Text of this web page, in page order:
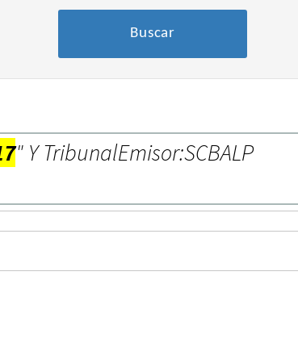
" Y TribunalEmisor:SCBALP